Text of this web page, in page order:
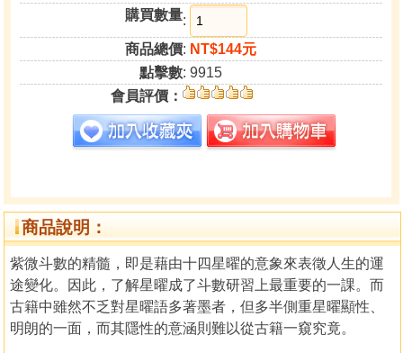
購買數量:
商品總價: NT$144元
點擊數: 9915
會員評價：
商品說明：
紫微斗數的精髓，即是藉由十四星曜的意象來表徵人生的運
途變化。因此，了解星曜成了斗數研習上最重要的一課。而
古籍中雖然不乏對星曜語多著墨者，但多半側重星曜顯性、
明朗的一面，而其隱性的意涵則難以從古籍一窺究竟。